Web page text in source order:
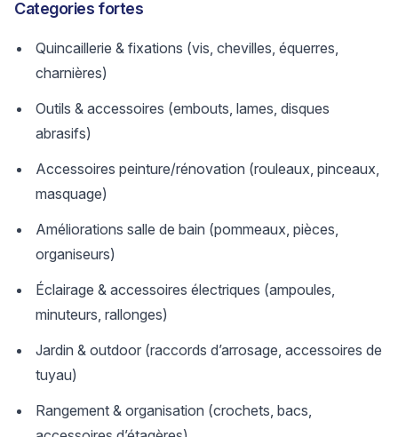
Categories fortes
Quincaillerie & fixations (vis, chevilles, équerres,
charnières)
Outils & accessoires (embouts, lames, disques
abrasifs)
Accessoires peinture/rénovation (rouleaux, pinceaux,
masquage)
Améliorations salle de bain (pommeaux, pièces,
organiseurs)
Éclairage & accessoires électriques (ampoules,
minuteurs, rallonges)
Jardin & outdoor (raccords d’arrosage, accessoires de
tuyau)
Rangement & organisation (crochets, bacs,